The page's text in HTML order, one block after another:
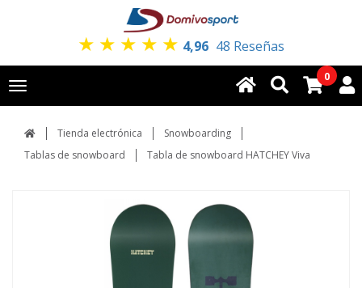
★ ★ ★ ★ ★ 4,96 48 Reseñas
Toggle
navigation
0
Tienda electrónica
Snowboarding
Tablas de snowboard
Tabla de snowboard HATCHEY Viva